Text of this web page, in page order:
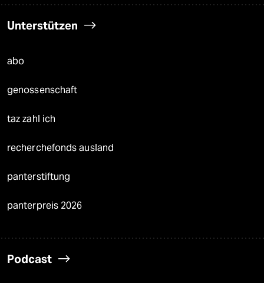
Unterstützen
abo
genossenschaft
taz zahl ich
recherchefonds ausland
panterstiftung
panterpreis 2026
Podcast